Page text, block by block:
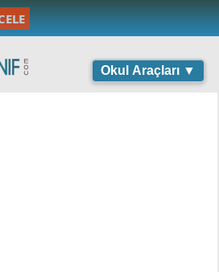
Okul Araçları ▼